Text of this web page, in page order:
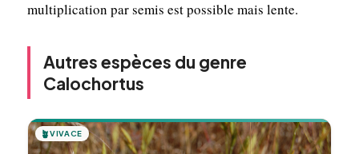
multiplication par semis est possible mais lente.
Autres espèces du genre
Calochortus
🪴VIVACE